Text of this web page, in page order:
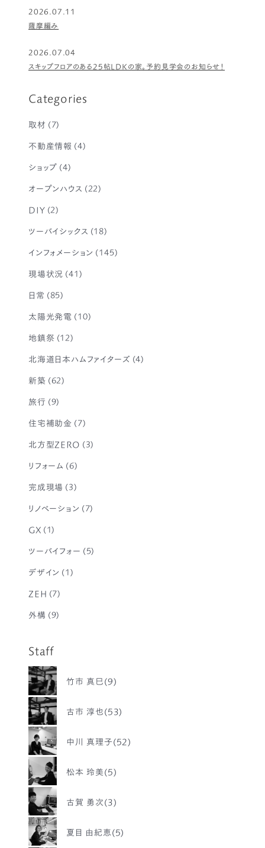
2026.07.11
薩摩編み
2026.07.04
スキップフロアのある25帖LDKの家。予約見学会のお知らせ！
Categories
取材 (7)
不動産情報 (4)
ショップ (4)
オープンハウス (22)
DIY (2)
ツーバイシックス (18)
インフォメーション (145)
現場状況 (41)
日常 (85)
太陽光発電 (10)
地鎮祭 (12)
北海道日本ハムファイターズ (4)
新築 (62)
旅行 (9)
住宅補助金 (7)
北方型ZERO (3)
リフォーム (6)
完成現場 (3)
リノベーション (7)
GX (1)
ツーバイフォー (5)
デザイン (1)
ZEH (7)
外構 (9)
Staff
竹市 真巳(9)
古市 淳也(53)
中川 真理子(52)
松本 玲美(5)
古賀 勇次(3)
夏目 由紀恵(5)